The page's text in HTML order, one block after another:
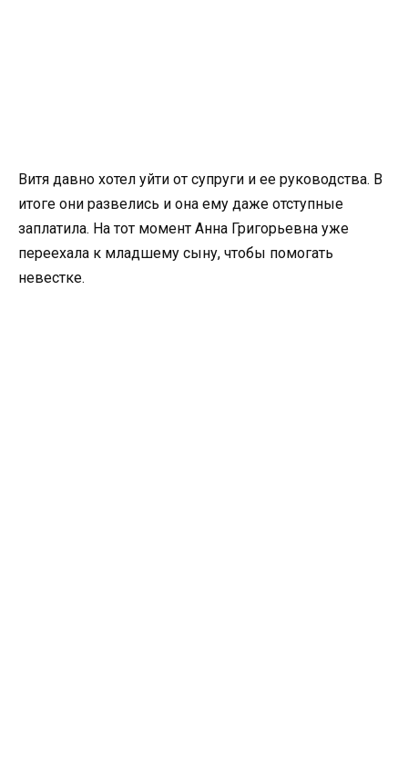
Витя давно хотел уйти от супруги и ее руководства. В
итоге они развелись и она ему даже отступные
заплатила. На тот момент Анна Григорьевна уже
переехала к младшему сыну, чтобы помогать
невестке.